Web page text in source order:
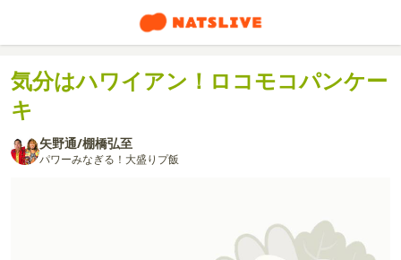
気分はハワイアン！ロコモコパンケー
キ
矢野通/棚橋弘至
パワーみなぎる！大盛りプ飯